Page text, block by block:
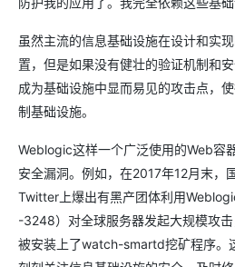
虽然主流的信息基础设施在设计和实
置，但是如果没有健壮的验证机制和
成为基础设施中显而易见的攻击点，
制基础设施。
Weblogic这样一个广泛使用的Web容
安全漏洞。例如，在2017年12月末，
Twitter上爆出有黑产团体利用
-3248）对全球服务器发起大规模攻
被安装上了watch-smartd挖矿程序。